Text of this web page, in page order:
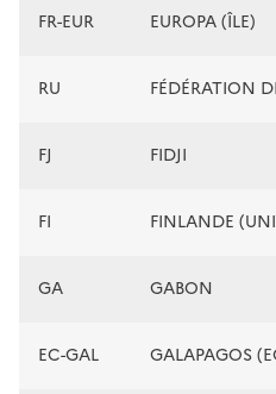
FR-EUR EUROPA (ÎLE)
RU FÉDÉRATION
FJ FIDJI
FI FINLANDE
GA GABON
EC-GAL GALAPAGOS